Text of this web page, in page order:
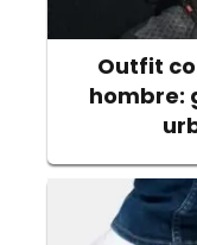
Outfit
hombre: